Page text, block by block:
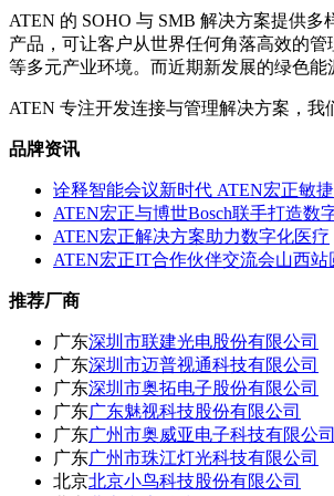
ATEN 的 SOHO 与 SMB 解决方案提供
产品，可让客户从世界任何角落高效的
等多元产业环境。而近期新发展的绿色
ATEN 专注开发连接与管理解决方案，
品牌资讯
诠释智能会议新时代 ATEN宏正敏
ATEN宏正与博世Bosch联手打造数
ATEN宏正解决方案助力数字化医疗
ATEN宏正IT合作伙伴交流会山西站
推荐厂商
广东深圳市联建光电股份有限公司
广东深圳市迈普视通科技有限公司
广东深圳市奥拓电子股份有限公司
广东广东魅视科技股份有限公司
广东广州市奥威亚电子科技有限公司
广东广州市珠江灯光科技有限公司
北京北京小鸟科技股份有限公司